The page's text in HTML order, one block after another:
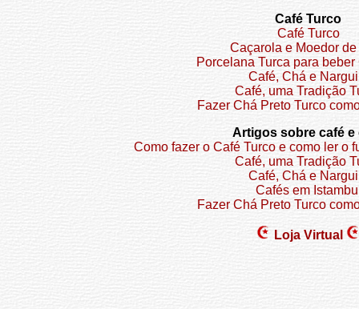
Café Turco
Café Turco
Caçarola e Moedor de
Porcelana Turca para beber
Café, Chá e
Café, uma Tradição
Fazer Chá Preto Turco
Artigos sobre café e
Como fazer o Café Turco e como ler o
Café, uma Tradição
Café, Chá e
Cafés em
Fazer Chá Preto Turco
Loja Virtual